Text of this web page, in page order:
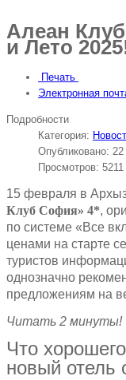
Алеан
и Лето
Печать
Электронная
Подробности
Категория:
Опубликовано:
Просмотров: 5211
15 февраля в
Клуб София» 4*,
по системе «Все
ценами на старте
туристов
однозначно
предложениям на
Читать 2 минуты!
Что
новый отель